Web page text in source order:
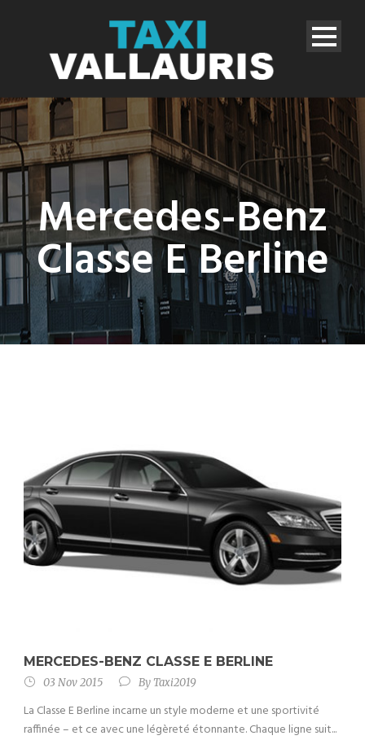
Mercedes-Benz
Classe E Berline
MERCEDES-BENZ CLASSE E BERLINE
03 Nov 2015 By Taxi2019
La Classe E Berline incarne un style moderne et une sportivité
raffinée – et ce avec une légèreté étonnante. Chaque ligne suit...